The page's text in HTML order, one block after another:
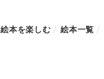
絵本を楽しむ 絵本一覧